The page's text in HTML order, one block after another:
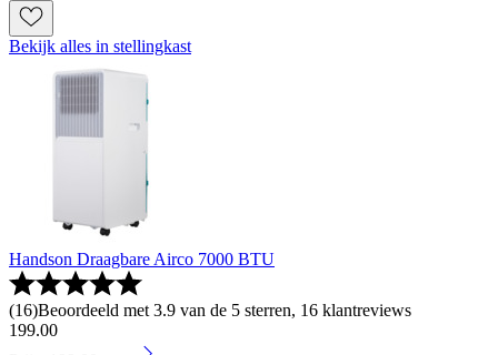
Bekijk alles in stellingkast
Handson Draagbare Airco 7000 BTU
(16)Beoordeeld met 3.9 van de 5 sterren, 16 klantreviews
199.00